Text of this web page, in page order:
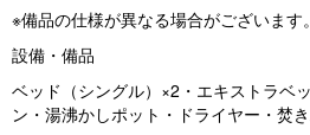
※備品の仕様が異なる場合がございます
設備・備品
ベッド（シングル）×2・エキストラベ
ン・湯沸かしポット・ドライヤー・焚